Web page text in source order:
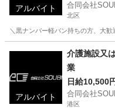
アルバイト 合同会社
北区
＼黒ナンバー軽バン持ちの方、大
配送 介護
アルバイト
介護施設又
業
日給10,500
合同会社
港区